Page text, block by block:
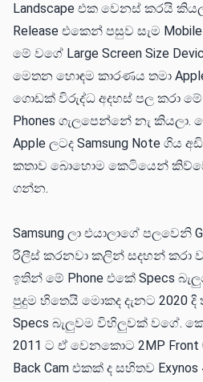
Landscape එක වෙනස් කරයි
Release එකෙන් පසුව සැම
මේ වගේ Large Screen Size
මෙතන හොඳම කාරණය තමා
ගොඩක් විරුද්ධ අදහස් පල කරා මේ
Phones ගැලපෙන්නේ නැ
Apple ලටද Samsung Note ගිය
කතාව බොහොම කෙටියෙන්
ගන්න.
Samsung ලා එයාලාගේ පලවෙනි
රිලීස් කරනවා කලින් සදහන් කරා
ඉතින් මේ Phone එකේ Specs
පුදුම හිතෙයි මොකද දැනට 2020
Specs බැලුවම විහිලුවක් වගේ.
2011 ට ඒ වෙනකොට 2MP Front
Back Cam එකක් ද සහිතව Exynos